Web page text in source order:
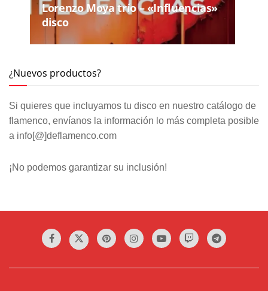
Lorenzo Moya trío – «Influencias»
disco
¿Nuevos productos?
Si quieres que incluyamos tu disco en nuestro catálogo de
flamenco, envíanos la información lo más completa posible
a info[@]deflamenco.com
¡No podemos garantizar su inclusión!